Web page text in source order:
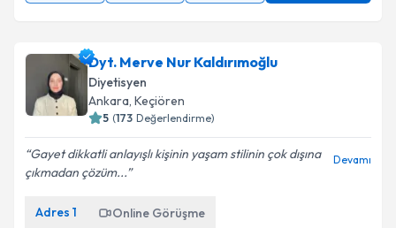
Dyt. Merve Nur Kaldırımoğlu
Diyetisyen
Ankara, Keçiören
5 (173 Değerlendirme)
Gayet dikkatli anlayışlı kişinin yaşam stilinin çok dışına
çıkmadan çözüm...
Devamı
Adres 1 Online Görüşme